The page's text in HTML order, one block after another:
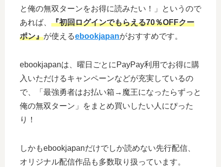
と俺の無双ターンをお得に読みたい！」というので
あれば、 『初回ログインでもらえる70％OFFクー
ポン』が使えるebookjapanがおすすめです。
ebookjapanは、曜日ごとにPayPay利用でお得に購
入いただけるキャンペーンなどが充実しているの
で、「最強勇者はお払い箱→魔王になったらずっと
俺の無双ターン」をまとめ買いしたい人にぴった
り！
しかもebookjapanだけでしか読めない先行配信、
オリジナル配信作品も多数取り扱っています。